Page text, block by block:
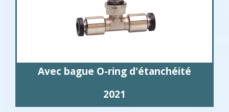
Avec bague O-ring d'étanchéité
2021